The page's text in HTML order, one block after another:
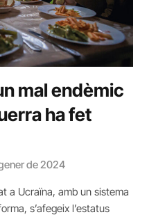
mal endèmic
ha fet
de 2024
a Ucraïna, amb un sistema
s’afegeix l’estatus